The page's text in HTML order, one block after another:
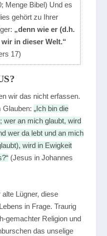
Menge Bibel) Und es
gehört zu Ihrer
„denn wie er (d.h.
in dieser Welt.“
17)
wir das nicht erfassen.
Glauben:„Ich bin die
wer an mich glaubt, wird
wer da lebt und an mich
wird in Ewigkeit
(Jesus in Johannes
Lügner, diese
in Frage. Traurig
gemachter Religion und
das unselige